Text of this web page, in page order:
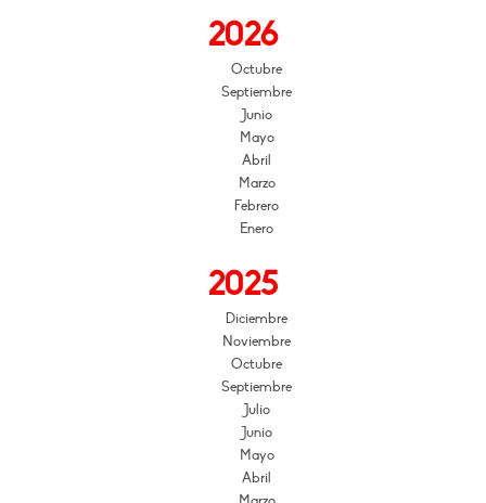
2026
Octubre
Septiembre
Junio
Mayo
Abril
Marzo
Febrero
Enero
2025
Diciembre
Noviembre
Octubre
Septiembre
Julio
Junio
Mayo
Abril